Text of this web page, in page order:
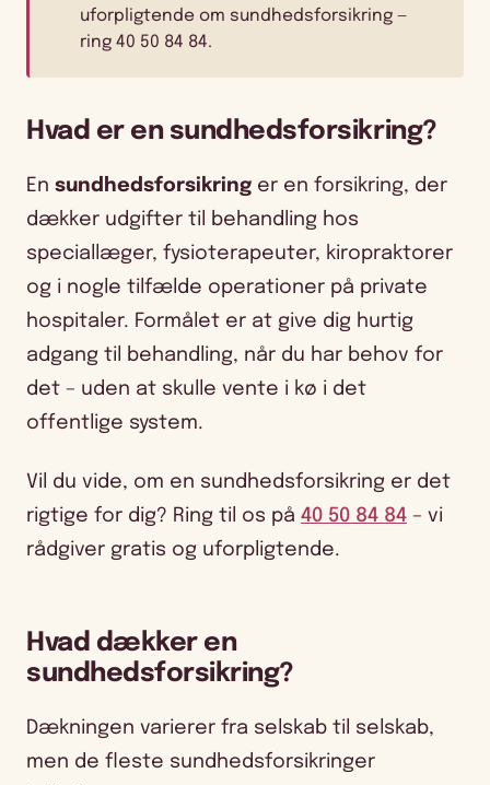
uforpligtende om sundhedsforsikring —
ring 40 50 84 84.
Hvad er en sundhedsforsikring?
En sundhedsforsikring er en forsikring, der
dækker udgifter til behandling hos
speciallæger, fysioterapeuter, kiropraktorer
og i nogle tilfælde operationer på private
hospitaler. Formålet er at give dig hurtig
adgang til behandling, når du har behov for
det – uden at skulle vente i kø i det
offentlige system.
Vil du vide, om en sundhedsforsikring er det
rigtige for dig? Ring til os på 40 50 84 84 – vi
rådgiver gratis og uforpligtende.
Hvad dækker en
sundhedsforsikring?
Dækningen varierer fra selskab til selskab,
men de fleste sundhedsforsikringer